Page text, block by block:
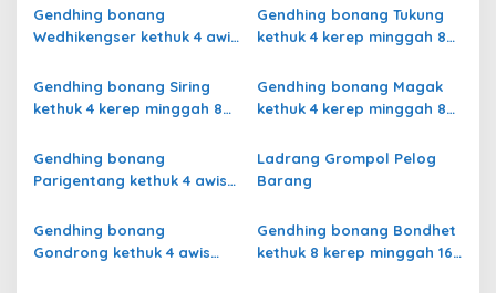
Gendhing bonang
Wedhikengser kethuk 4 awis
Gendhing bonang Tukung
kethuk 4 kerep minggah 8
Gendhing bonang Siring
kethuk 4 kerep minggah 8
Gendhing bonang Magak
kethuk 4 kerep minggah 8
Gendhing bonang
Parigentang kethuk 4 awis
Ladrang Grompol Pelog
Barang
Gendhing bonang
Gondrong kethuk 4 awis
Gendhing bonang Bondhet
kethuk 8 kerep minggah 16